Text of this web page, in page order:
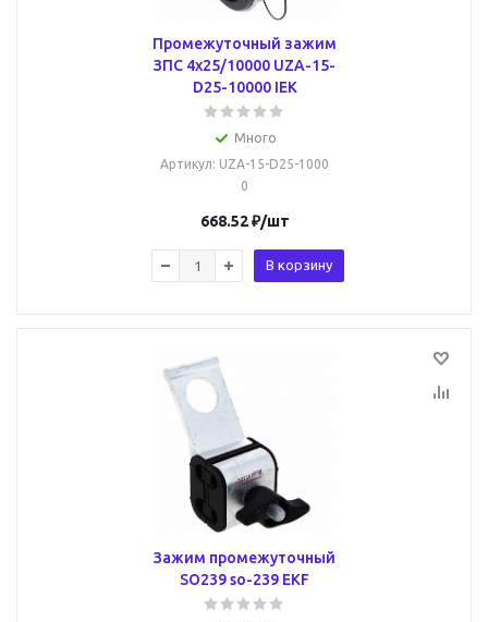
Промежуточный зажим
ЗПС 4х25/10000 UZA-15-
D25-10000 IEK
Много
Артикул: UZA-15-D25-1000
0
668.52₽/шт
В корзину
Зажим промежуточный
SO239 so-239 EKF